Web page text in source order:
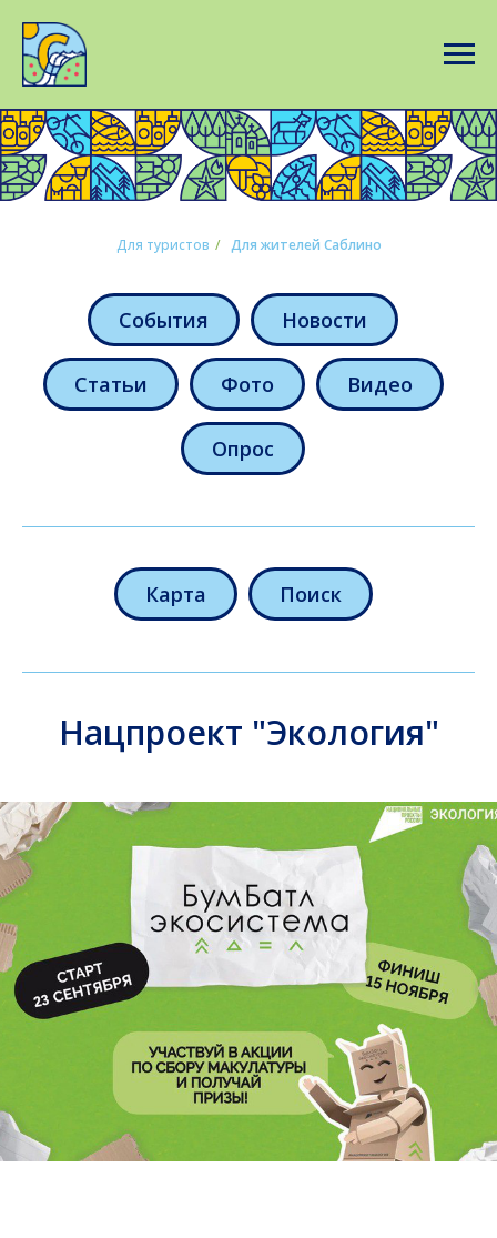
Для туристов / Для жителей Саблино
События Новости
Статьи Фото Видео
Опрос
Карта Поиск
Нацпроект "Экология"